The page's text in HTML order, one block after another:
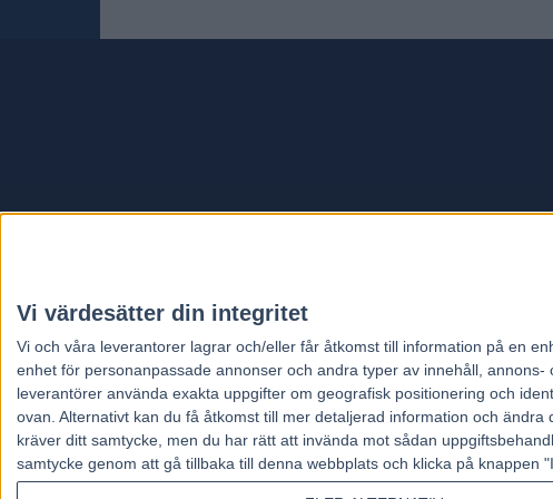
Vi värdesätter din integritet
Vi och våra leverantorer lagrar och/eller får åtkomst till information på en
enhet för personanpassade annonser och andra typer av innehåll,
leverantörer använda exakta uppgifter om geografisk positionering och
ovan. Alternativt kan du få åtkomst till mer detaljerad information och
kräver ditt samtycke, men du har rätt att invända mot sådan
samtycke genom att gå tillbaka till denna webbplats och klicka på knappen